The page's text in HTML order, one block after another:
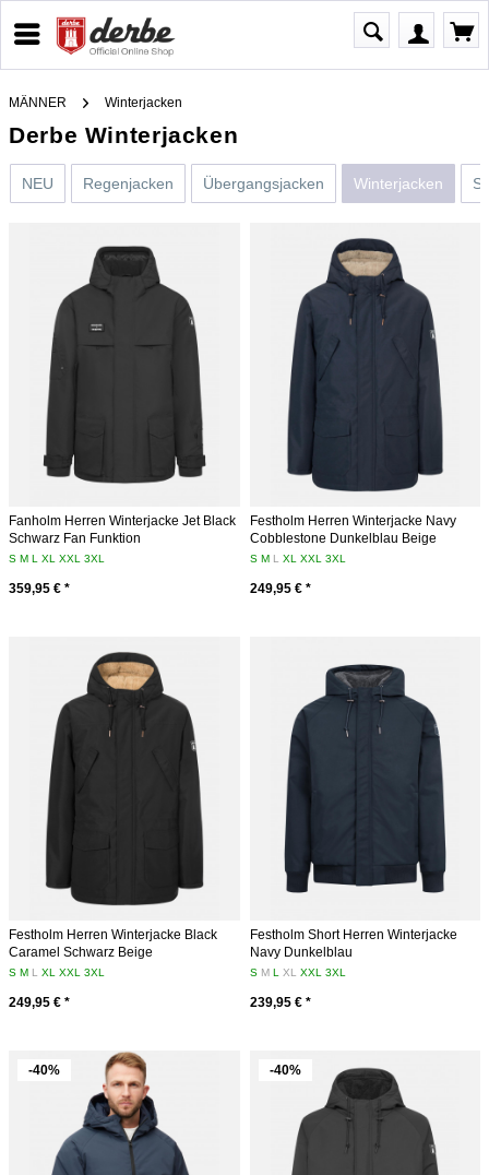
MÄNNER Winterjacken
Derbe Winterjacken
NEU Regenjacken Übergangsjacken Winterjacken
Fanholm Herren Winterjacke Jet Black
Schwarz Fan Funktion
SMLXLXXL3XL
359,95 € *
Festholm Herren Winterjacke Navy
Cobblestone Dunkelblau Beige
S M L XL XXL 3XL
249,95 € *
Festholm Herren Winterjacke Black
Caramel Schwarz Beige
SM LXLXXL3XL
249,95 € *
Festholm Short Herren Winterjacke
Navy Dunkelblau
S M L XL XXL 3XL
239,95 € *
-40% -40%